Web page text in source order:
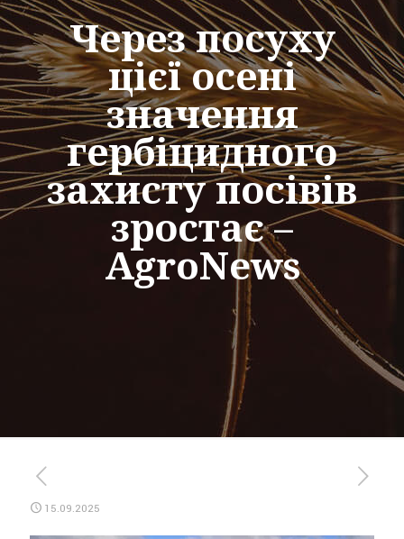
Через посуху
цієї осені
значення
гербіцидного
захисту посівів
зростає –
AgroNews
15.09.2025